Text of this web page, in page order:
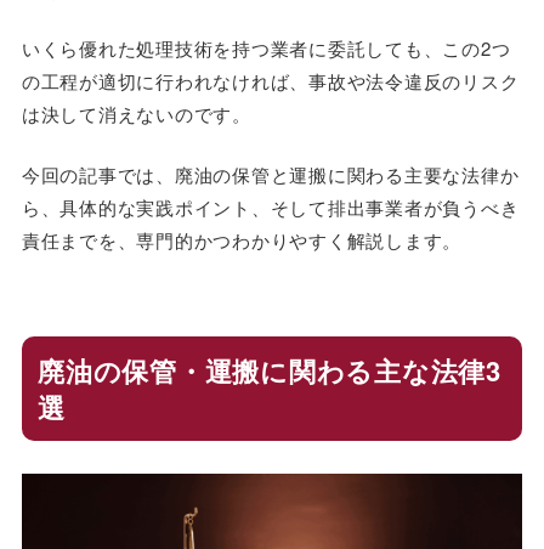
いくら優れた処理技術を持つ業者に委託しても、この2つ
の工程が適切に行われなければ、事故や法令違反のリスク
は決して消えないのです。
今回の記事では、廃油の保管と運搬に関わる主要な法律か
ら、具体的な実践ポイント、そして排出事業者が負うべき
責任までを、専門的かつわかりやすく解説します。
廃油の保管・運搬に関わる主な法律3
選